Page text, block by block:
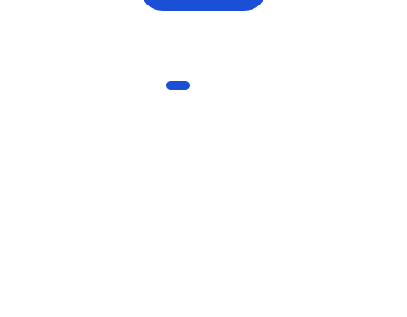
QUY MÔ